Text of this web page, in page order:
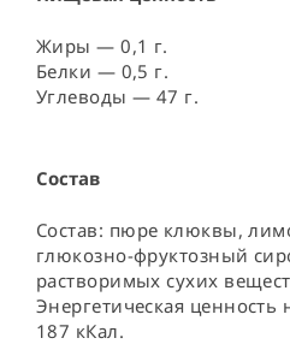
Жиры — 0,1 г.
Белки — 0,5 г.
Углеводы — 47 г.
Состав
Состав: пюре клюквы,
глюкозно-фруктозный
растворимых сухих
Энергетическая ценность
187 кКал.